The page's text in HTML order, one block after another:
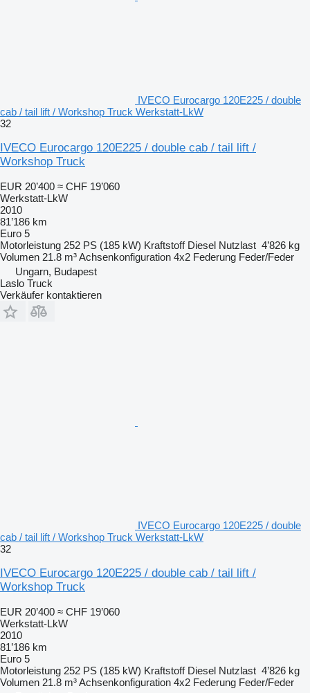
IVECO Eurocargo 120E225 / double
cab / tail lift / Workshop Truck Werkstatt-LkW
32
IVECO Eurocargo 120E225 / double cab / tail lift /
Workshop Truck
EUR 20’400 ≈ CHF 19’060
Werkstatt-LkW
2010
81’186 km
Euro 5
Motorleistung 252 PS (185 kW) Kraftstoff Diesel Nutzlast 4’826 kg
Volumen 21.8 m³Achsenkonfiguration 4x2 Federung Feder/Feder
Ungarn, Budapest
Laslo Truck
Verkäufer kontaktieren
IVECO Eurocargo 120E225 / double
cab / tail lift / Workshop Truck Werkstatt-LkW
32
IVECO Eurocargo 120E225 / double cab / tail lift /
Workshop Truck
EUR 20’400 ≈ CHF 19’060
Werkstatt-LkW
2010
81’186 km
Euro 5
Motorleistung 252 PS (185 kW) Kraftstoff Diesel Nutzlast 4’826 kg
Volumen 21.8 m³Achsenkonfiguration 4x2 Federung Feder/Feder